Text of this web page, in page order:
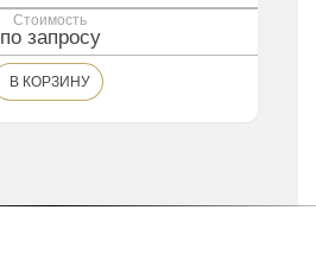
Стоимость
по запросу
В КОРЗИНУ